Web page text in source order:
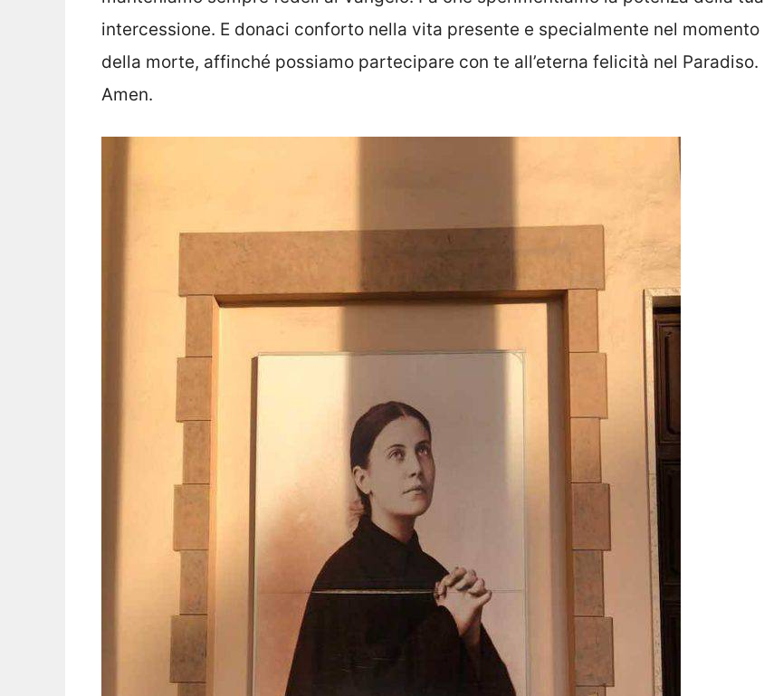
intercessione. E donaci conforto nella vita presente e specialmente nel momento
della morte, affinché possiamo partecipare con te all’eterna felicità nel Paradiso.
Amen.